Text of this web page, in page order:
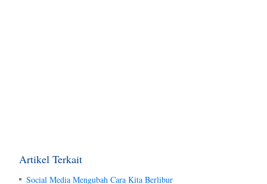
Artikel Terkait
Social Media Mengubah Cara Kita Berlibur